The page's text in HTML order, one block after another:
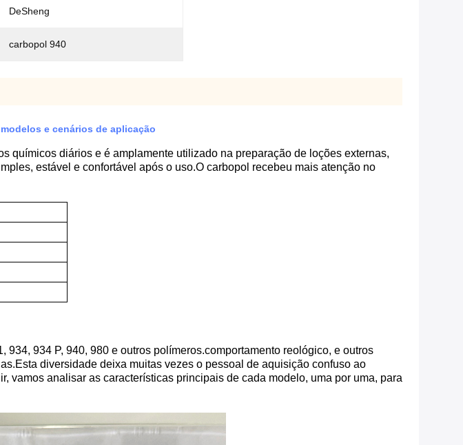
DeSheng
carbopol 940
e cenários de aplicação
químicos diários e é amplamente utilizado na preparação de loções externas,
estável e confortável após o uso.O carbopol recebeu mais atenção no
934 P, 940, 980 e outros polímeros.comportamento reológico, e outros
diversidade deixa muitas vezes o pessoal de aquisição confuso ao
vamos analisar as características principais de cada modelo, uma por uma, para